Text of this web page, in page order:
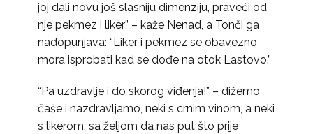
joj dali novu još slasniju dimenziju, praveći od
nje pekmez i liker” – kaže Nenad, a Tonči ga
nadopunjava: “Liker i pekmez se obavezno
mora isprobati kad se dođe na otok Lastovo.”
“Pa uzdravlje i do skorog viđenja!” – dižemo
čaše i nazdravljamo, neki s crnim vinom, a neki
s likerom, sa željom da nas put što prije